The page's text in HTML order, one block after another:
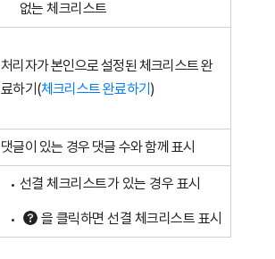
없는 체크리스트
처리자가 본인으로 설정된 체크리스트 완
료하기(체크리스트 완료하기)
댓글이 있는 경우 댓글 수와 함께 표시
선결 체크리스트가 있는 경우 표시
을 클릭하면 선결 체크리스트 표시